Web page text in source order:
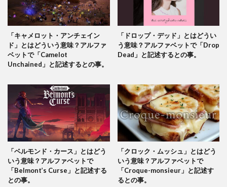
「キャメロット・アンチェイン
ド」とはどういう意味？アルファ
ベットで「Camelot
Unchained」と記述するとの事。
「ドロップ・デッド」とはどうい
う意味？アルファベットで「Drop
Dead」と記述するとの事。
「ベルモンド・カース」とはどう
いう意味？アルファベットで
「Belmont’s Curse」と記述する
との事。
「クロック・ムッシュ」とはどう
いう意味？アルファベットで
「Croque-monsieur」と記述す
るとの事。